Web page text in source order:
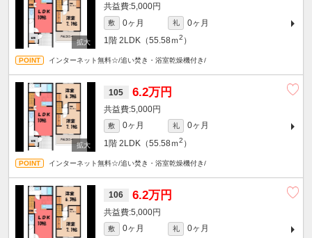
5,000円
敷 0ヶ月 礼
0ヶ月
1階 2LDK（55.58ｍ2 ）
インターネット無料☆/追い焚き・浴室乾燥機付き/
105 6.2万円
5,000円
敷 0ヶ月 礼
0ヶ月
1階 2LDK（55.58ｍ2 ）
インターネット無料☆/追い焚き・浴室乾燥機付き/
106 6.2万円
5,000円
敷 0ヶ月 礼
0ヶ月